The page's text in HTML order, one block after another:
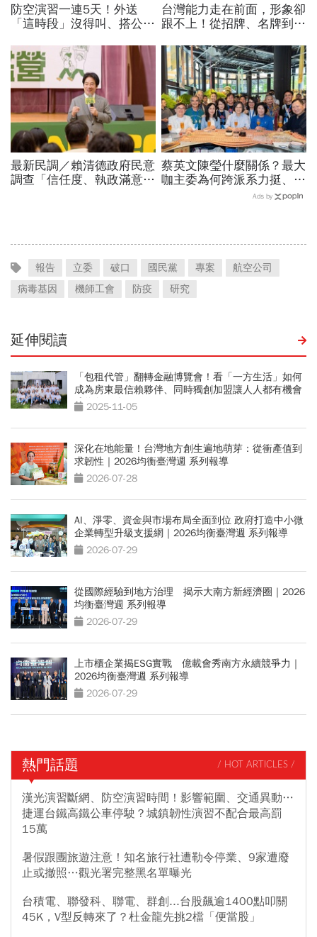
防空演習一連5天！外送
「這時段」沒得叫、搭公車
制方式、斷網時間…違者罰
15萬
台灣能力走在前面，形象卻
跟不上！從招牌、名牌到國
製造的一堂美學課
最新民調／賴清德政府民意
調查「信任度、執政滿意
蔡英文陳瑩什麼關係？最大
咖主委為何跨派系力挺、連
饒慶鈴都曬合照...同場背後
Ads by
報告 立委 破口 國民黨 專案
航空公司
病毒基因
機師工會 防疫 研究
延伸閱讀
「包租代管」翻轉金融博覽會！看「一方生活」如何
成為房東最信賴夥伴、同時獨創加盟讓人人都有機會
成為包租公
2025-11-05
深化在地能量！台灣地方創生遍地萌芽：從衝產值到
求韌性｜2026均衡臺灣週 系列報導
2026-07-28
AI、淨零、資金與市場布局全面到位 政府打造中小微
企業轉型升級支援網｜2026均衡臺灣週 系列報導
2026-07-29
從國際經驗到地方治理 揭示大南方新經濟圈｜2026
均衡臺灣週 系列報導
2026-07-29
上市櫃企業揭ESG實戰 億載會秀南方永續競爭力｜
2026均衡臺灣週 系列報導
2026-07-29
熱門話題 / HOT ARTICLES /
漢光演習斷網、防空演習時間！影響範圍、交通異動…
捷運台鐵高鐵公車停駛？城鎮韌性演習不配合最高罰
15萬
暑假跟團旅遊注意！知名旅行社遭勒令停業、9家遭廢
止或撤照…觀光署完整黑名單曝光
台積電、聯發科、聯電、群創...台股飆逾1400點叩關
45K，V型反轉來了？杜金龍先挑2檔「便當股」